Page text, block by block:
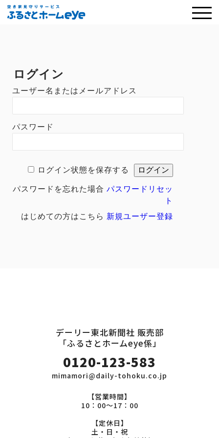
ログイン
ユーザー名またはメールアドレス
パスワード
ログイン状態を保存する
パスワードを忘れた場合パスワードリセッ
ト
はじめての方はこちら 新規ユーザー登録
デーリー東北新聞社 販売部
「ふるさとホームeye係」
0120-123-583
mimamori@daily-tohoku.co.jp
【営業時間】
10：00～17：00
【定休日】
土・日・祝